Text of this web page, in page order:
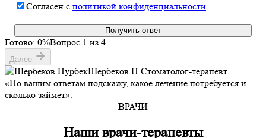
Согласен с политикой конфиденциальности
Получить ответ
Готово: 0%Вопрос 1 из 4
Далее
Шербеков Н. Стоматолог-терапевт
«По вашим ответам подскажу, какое лечение потребуется и
сколько займёт».
ВРАЧИ
Наши врачи-терапевты